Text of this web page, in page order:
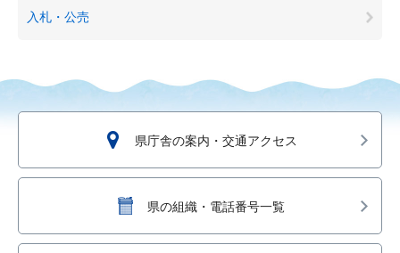
入札・公売
県庁舎の案内・交通アクセス
県の組織・電話番号一覧